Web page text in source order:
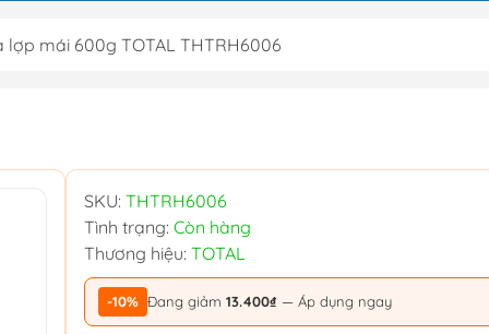
lợp mái 600g TOTAL THTRH6006
SKU: THTRH6006
Tình trạng: Còn hàng
Thương hiệu: TOTAL
-10% Đang giảm 13.400₫ — Áp dụng ngay